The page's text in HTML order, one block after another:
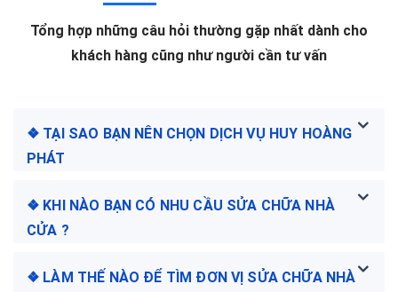
Tổng hợp những câu hỏi thường gặp nhất dành cho
khách hàng cũng như người cần tư vấn
❖ TẠI SAO BẠN NÊN CHỌN DỊCH VỤ HUY HOÀNG
PHÁT
❖ KHI NÀO BẠN CÓ NHU CẦU SỬA CHỮA NHÀ
CỬA ?
❖ LÀM THẾ NÀO ĐỂ TÌM ĐƠN VỊ SỬA CHỮA NHÀ